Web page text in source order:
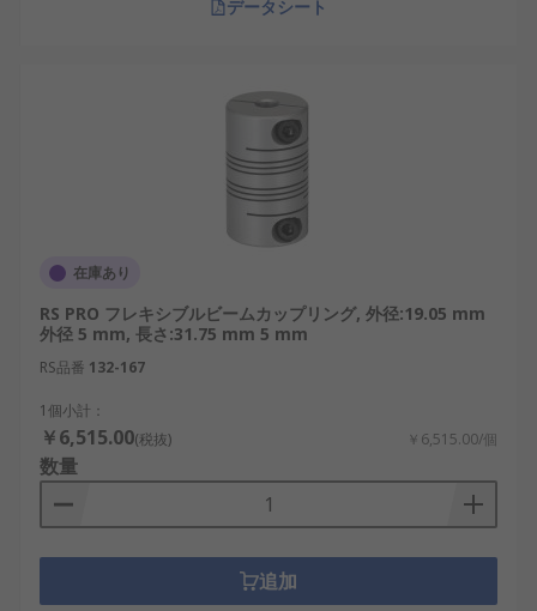
データシート
在庫あり
RS PRO フレキシブルビームカップリング, 外径:19.05 mm
外径 5 mm, 長さ:31.75 mm 5 mm
RS品番 132-167
1個小計：
￥6,515.00(税抜) ￥6,515.00/個
数量
追加